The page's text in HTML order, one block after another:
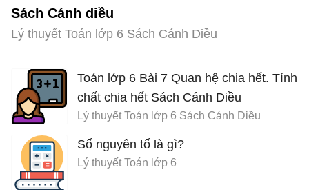
Sách Cánh diều
Lý thuyết Toán lớp 6 Sách Cánh Diều
Toán lớp 6 Bài 7 Quan hệ chia hết. Tính
chất chia hết Sách Cánh Diều
Lý thuyết Toán lớp 6 Sách Cánh Diều
Số nguyên tố là gì?
Lý thuyết Toán lớp 6